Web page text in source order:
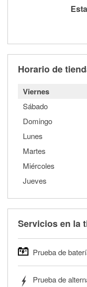
Horario de
Viernes
Sábado
Domingo
Lunes
Martes
Miércoles
Jueves
Servicios en la
Prueba de
autos, camionetas,
Prueba de